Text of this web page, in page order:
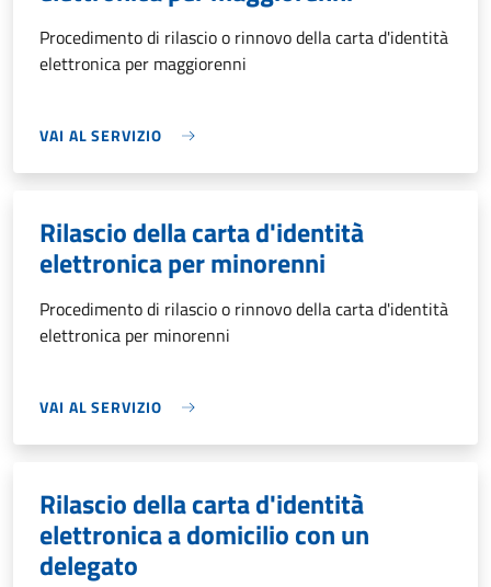
Procedimento di rilascio o rinnovo della carta d'identità
elettronica per maggiorenni
VAI AL SERVIZIO
Rilascio della carta d'identità
elettronica per minorenni
Procedimento di rilascio o rinnovo della carta d'identità
elettronica per minorenni
VAI AL SERVIZIO
Rilascio della carta d'identità
elettronica a domicilio con un
delegato